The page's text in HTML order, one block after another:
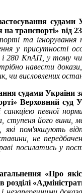
судами
транспорті» від
та ігнорування
присутності
280 КпАП, у тому
навести докази,
чи висловлених
судами України
Верховний суд
певної
ступеня його
пом'якшують
не
посилатись у
«Про